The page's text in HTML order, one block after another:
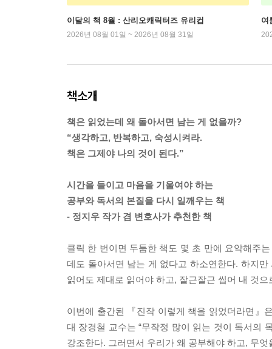
이달의 책 8월 : 산리오캐릭터즈 유리컵
2026년 08월 01일 ~ 2026년 08월 31일
여
책소개
책은 읽었는데 왜 돌아서면 남는 게 없을까?
“생각하고, 반복하고, 숙성시켜라.
책은 그제야 나의 것이 된다.”
시간을 들이고 마음을 기울여야 하는
공부와 독서의 본질을 다시 일깨우는 책
- 정지우 작가 겸 변호사가 추천한 책
클릭 한 번이면 두툼한 책도 몇 초 만에 요약해주
데도 돌아서면 남는 게 없다고 하소연한다. 하지
읽어도 제대로 읽어야 하고, 잘근잘근 씹어 내 것
이번에 출간된 『진작 이렇게 책을 읽었더라면』
대 장경철 교수는 “무작정 많이 읽는 것이 독서의
강조한다. 그러면서 우리가 왜 공부해야 하고, 무